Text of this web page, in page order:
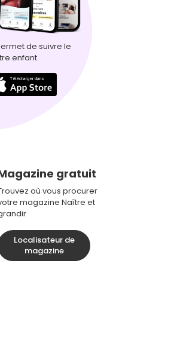
de suivre le
enfant.
gratuit
où vous procurer
magazine Naître et
Localisateur de
magazine